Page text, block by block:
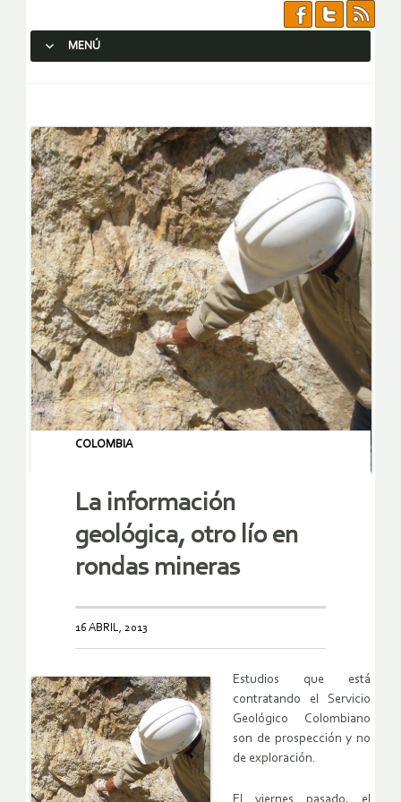
MENÚ
COLOMBIA
La información
geológica, otro lío en
rondas mineras
16 ABRIL, 2013
Estudios que está
contratando el Servicio
Geológico Colombiano
son de prospección y no
de exploración.